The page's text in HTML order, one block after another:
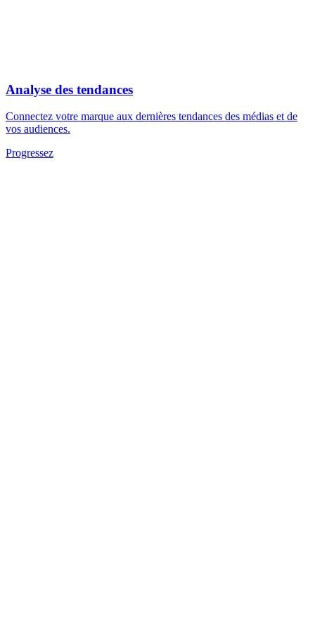
Analyse des tendances
Connectez votre marque aux dernières tendances des médias et de
vos audiences.
Progressez